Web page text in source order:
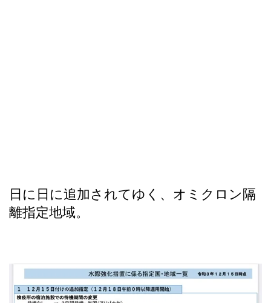
日に日に追加されてゆく、オミクロン隔
離指定地域。